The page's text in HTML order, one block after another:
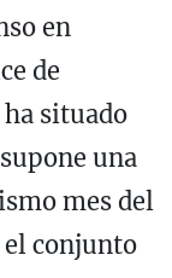
en
de
situado
una
mes del
conjunto